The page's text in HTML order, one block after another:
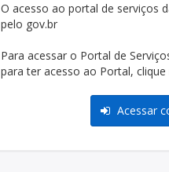
O acesso ao portal de serviços
pelo gov.br
Para acessar o Portal de
para ter acesso ao Portal,
Acessar